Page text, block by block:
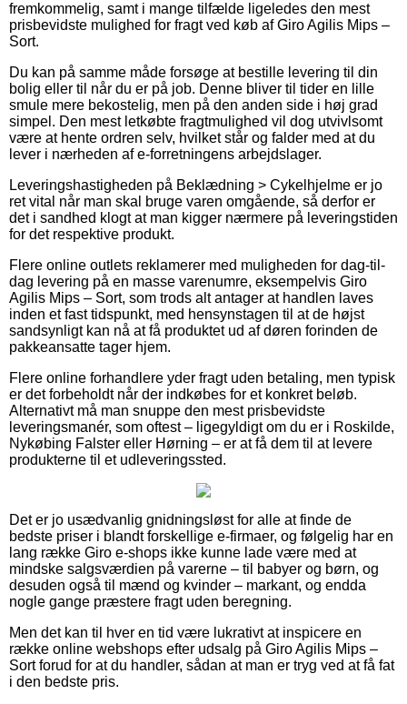
fremkommelig, samt i mange tilfælde ligeledes den mest
prisbevidste mulighed for fragt ved køb af Giro Agilis Mips –
Sort.
Du kan på samme måde forsøge at bestille levering til din
bolig eller til når du er på job. Denne bliver til tider en lille
smule mere bekostelig, men på den anden side i høj grad
simpel. Den mest letkøbte fragtmulighed vil dog utvivlsomt
være at hente ordren selv, hvilket står og falder med at du
lever i nærheden af e-forretningens arbejdslager.
Leveringshastigheden på Beklædning > Cykelhjelme er jo
ret vital når man skal bruge varen omgående, så derfor er
det i sandhed klogt at man kigger nærmere på leveringstiden
for det respektive produkt.
Flere online outlets reklamerer med muligheden for dag-til-
dag levering på en masse varenumre, eksempelvis Giro
Agilis Mips – Sort, som trods alt antager at handlen laves
inden et fast tidspunkt, med hensynstagen til at de højst
sandsynligt kan nå at få produktet ud af døren forinden de
pakkeansatte tager hjem.
Flere online forhandlere yder fragt uden betaling, men typisk
er det forbeholdt når der indkøbes for et konkret beløb.
Alternativt må man snuppe den mest prisbevidste
leveringsmanér, som oftest – ligegyldigt om du er i Roskilde,
Nykøbing Falster eller Hørning – er at få dem til at levere
produkterne til et udleveringssted.
Det er jo usædvanlig gnidningsløst for alle at finde de
bedste priser i blandt forskellige e-firmaer, og følgelig har en
lang række Giro e-shops ikke kunne lade være med at
mindske salgsværdien på varerne – til babyer og børn, og
desuden også til mænd og kvinder – markant, og endda
nogle gange præstere fragt uden beregning.
Men det kan til hver en tid være lukrativt at inspicere en
række online webshops efter udsalg på Giro Agilis Mips –
Sort forud for at du handler, sådan at man er tryg ved at få fat
i den bedste pris.